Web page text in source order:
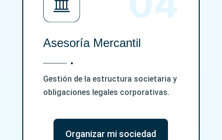
Asesoría Mercantil
Gestión de la estructura societaria y
obligaciones legales corporativas.
Organizar mi sociedad